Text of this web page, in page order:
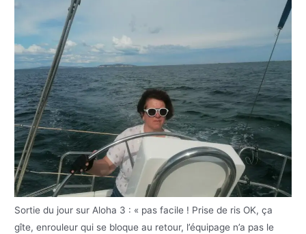
Sortie du jour sur Aloha 3 : « pas facile ! Prise de ris OK, ça
gîte, enrouleur qui se bloque au retour, l’équipage n’a pas le